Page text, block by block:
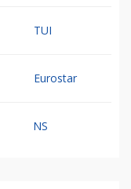
TUI
Eurostar
NS